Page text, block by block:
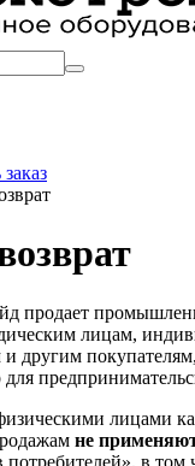
продает
лицам,
другим
лицами
не
в том